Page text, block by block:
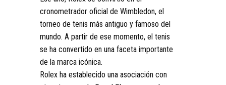
cronometrador oficial de Wimbledon, el
torneo de tenis más antiguo y famoso del
mundo. A partir de ese momento, el tenis
se ha convertido en una faceta importante
de la marca icónica.
Rolex ha establecido una asociación con